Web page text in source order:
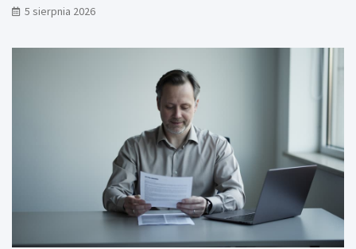
5 sierpnia 2026